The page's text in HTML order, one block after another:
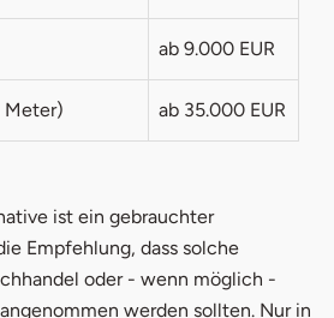
ab 9.000 EUR
Meter) ab 35.000 EUR
ist ein gebrauchter
Empfehlung, dass solche
oder - wenn möglich -
werden sollten. Nur in